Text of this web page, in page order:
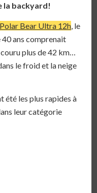
la backyard!
Polar Bear Ultra 12h , le
ans comprenait
plus de 42 km…
le froid et la neige
été les plus rapides à
leur catégorie